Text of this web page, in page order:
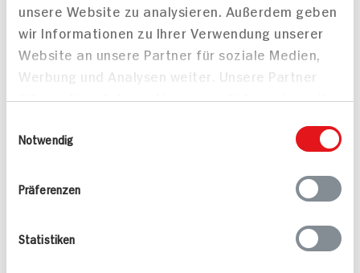
unsere Website zu analysieren. Außerdem geben
wir Informationen zu Ihrer Verwendung unserer
Website an unsere Partner für soziale Medien,
Werbung und Analysen weiter. Unsere Partner
führen diese Informationen möglicherweise mit
bereitgestellt haben oder die sie im Rahmen
Notwendig
Präferenzen
Statistiken
Weihnachtsstollen
Tradition
389 kcal p. Portion